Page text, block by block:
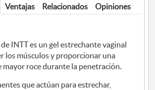
Ventajas Relacionados Opiniones
INTT es un gel estrechante vaginal
los músculos y proporcionar una
mayor roce durante la penetración.
que actúan para estrechar,